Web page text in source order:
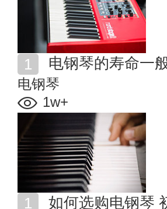
电钢琴的寿命一
电钢琴
1w+
如何选购电钢琴